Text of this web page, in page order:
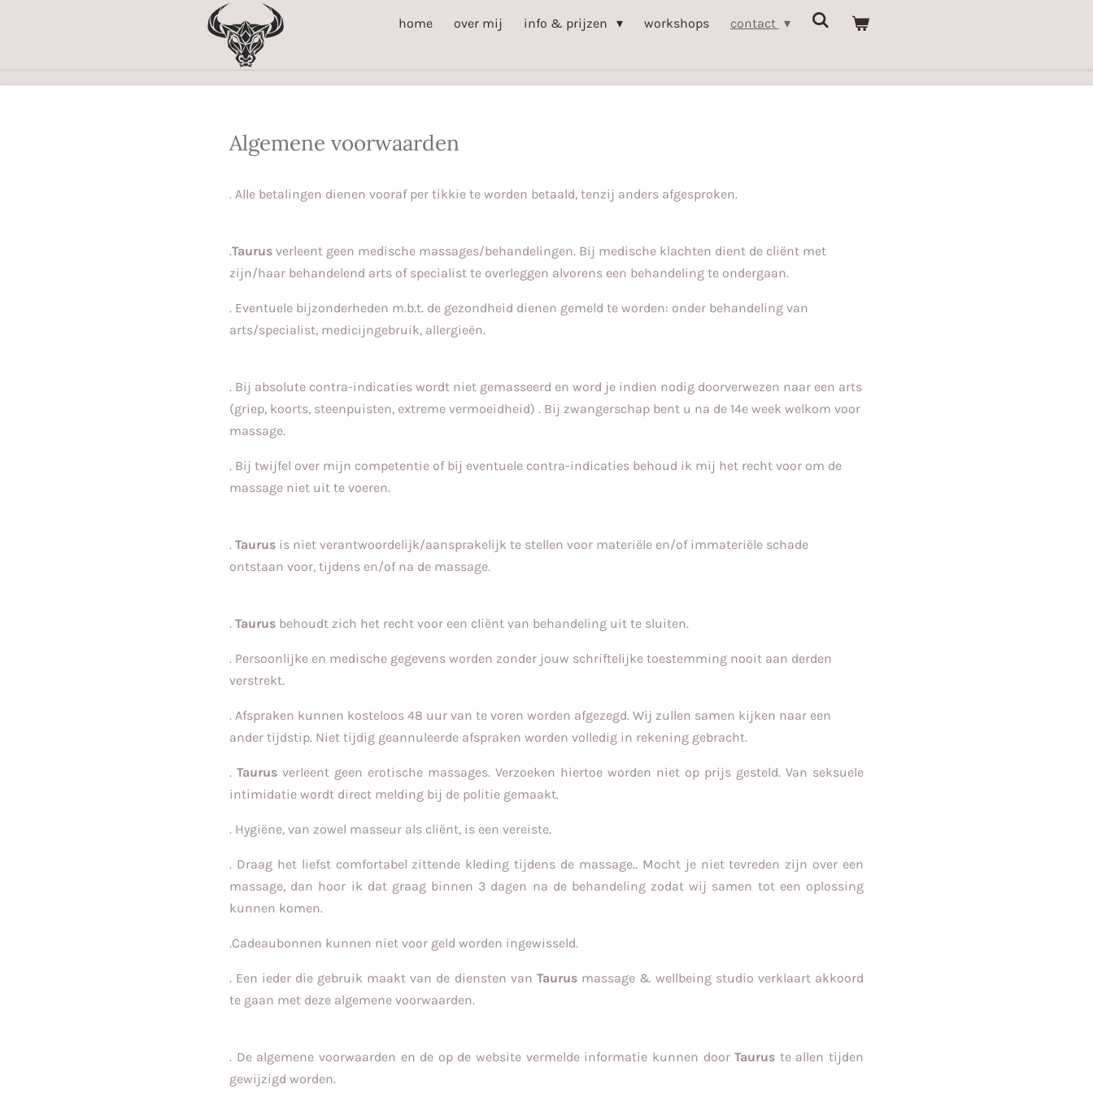
de
home over mij info & prijzen workshops contact
Algemene voorwaarden
. Alle betalingen dienen vooraf per tikkie te worden betaald, tenzij anders afgesproken.
.Taurus verleent geen medische massages/behandelingen. Bij medische klachten dient de cliënt met
zijn/haar behandelend arts of specialist te overleggen alvorens een behandeling te ondergaan.
. Eventuele bijzonderheden m.b.t. de gezondheid dienen gemeld te worden: onder behandeling van
arts/specialist, medicijngebruik, allergieën.
. Bij absolute contra-indicaties wordt niet gemasseerd en word je indien nodig doorverwezen naar een arts
(griep, koorts, steenpuisten, extreme vermoeidheid) . Bij zwangerschap bent u na de 14e week welkom voor
massage.
. Bij twijfel over mijn competentie of bij eventuele contra-indicaties behoud ik mij het recht voor om de
massage niet uit te voeren.
. Taurus is niet verantwoordelijk/aansprakelijk te stellen voor materiële en/of immateriële schade
ontstaan voor, tijdens en/of na de massage.
. Taurus behoudt zich het recht voor een cliënt van behandeling uit te sluiten.
. Persoonlijke en medische gegevens worden zonder jouw schriftelijke toestemming nooit aan derden
verstrekt.
. Afspraken kunnen kosteloos 48 uur van te voren worden afgezegd. Wij zullen samen kijken naar een
ander tijdstip. Niet tijdig geannuleerde afspraken worden volledig in rekening gebracht.
. Taurus verleent geen erotische massages. Verzoeken hiertoe worden niet op prijs gesteld. Van seksuele
intimidatie wordt direct melding bij de politie gemaakt.
. Hygiëne, van zowel masseur als cliënt, is een vereiste.
. Draag het liefst comfortabel zittende kleding tijdens de massage.. Mocht je niet tevreden zijn over een
massage, dan hoor ik dat graag binnen 3 dagen na de behandeling zodat wij samen tot een oplossing
kunnen komen.
.Cadeaubonnen kunnen niet voor geld worden ingewisseld.
. Een ieder die gebruik maakt van de diensten van Taurusmassage & wellbeing studio verklaart akkoord
te gaan met deze algemene voorwaarden.
. De algemene voorwaarden en de op de website vermelde informatie kunnen doorTaurus te allen tijden
gewijzigd worden.